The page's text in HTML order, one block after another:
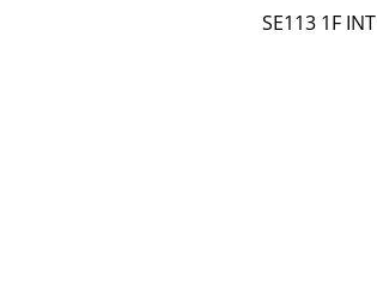
SE113 1F INT